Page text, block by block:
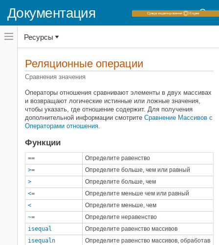
Документация
Переключатель
навигационного
меню
переключатель
навигационного
MATLAB
Основы языка
Категория
Арифметические операции
Логические (булевы) операции
Операции присвоения
Битовые операции
Ресурсы
Реляционные операции
Сравнения значения
Операторы отношения сравнивают элементы в двух массивах
и возвращают логические истинные или ложные значения,
чтобы указать, где отношение содержит. Для получения
дополнительной информации смотрите Сравнение Массивов с
Операторами отношения.
Функции
==
Определите равенство
>=
Определите больше, чем или равный
>
Определите больше, чем
<=
Определите меньше чем или равный
<
Определите меньше, чем
~=
Определите неравенство
isequal
Определите равенство массивов
isequaln
Определите равенство массивов, обработав